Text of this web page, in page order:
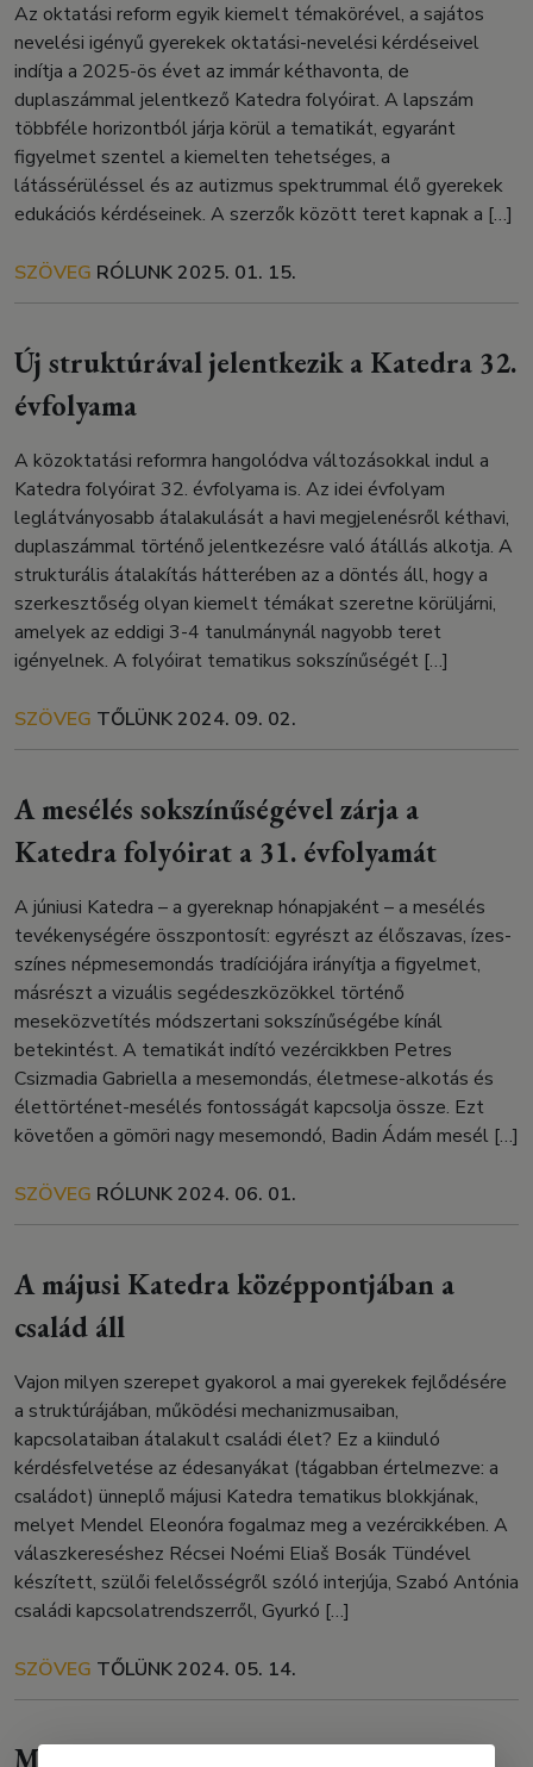
Az oktatási reform egyik kiemelt témakörével, a sajátos
nevelési igényű gyerekek oktatási-nevelési kérdéseivel
indítja a 2025-ös évet az immár kéthavonta, de
duplaszámmal jelentkező Katedra folyóirat. A lapszám
többféle horizontból járja körül a tematikát, egyaránt
figyelmet szentel a kiemelten tehetséges, a
látássérüléssel és az autizmus spektrummal élő gyerekek
edukációs kérdéseinek. A szerzők között teret kapnak a […]
SZÖVEG RÓLUNK2025. 01. 15.
Új struktúrával jelentkezik a Katedra 32.
évfolyama
A közoktatási reformra hangolódva változásokkal indul a
Katedra folyóirat 32. évfolyama is. Az idei évfolyam
leglátványosabb átalakulását a havi megjelenésről kéthavi,
duplaszámmal történő jelentkezésre való átállás alkotja. A
strukturális átalakítás hátterében az a döntés áll, hogy a
szerkesztőség olyan kiemelt témákat szeretne körüljárni,
amelyek az eddigi 3-4 tanulmánynál nagyobb teret
igényelnek. A folyóirat tematikus sokszínűségét […]
SZÖVEG TŐLÜNK2024. 09. 02.
A mesélés sokszínűségével zárja a
Katedra folyóirat a 31. évfolyamát
A júniusi Katedra – a gyereknap hónapjaként – a mesélés
tevékenységére összpontosít: egyrészt az élőszavas, ízes-
színes népmesemondás tradíciójára irányítja a figyelmet,
másrészt a vizuális segédeszközökkel történő
meseközvetítés módszertani sokszínűségébe kínál
betekintést. A tematikát indító vezércikkben Petres
Csizmadia Gabriella a mesemondás, életmese-alkotás és
élettörténet-mesélés fontosságát kapcsolja össze. Ezt
követően a gömöri nagy mesemondó, Badin Ádám mesél […]
SZÖVEG RÓLUNK2024. 06. 01.
A májusi Katedra középpontjában a
család áll
Vajon milyen szerepet gyakorol a mai gyerekek fejlődésére
a struktúrájában, működési mechanizmusaiban,
kapcsolataiban átalakult családi élet? Ez a kiinduló
kérdésfelvetése az édesanyákat (tágabban értelmezve: a
családot) ünneplő májusi Katedra tematikus blokkjának,
melyet Mendel Eleonóra fogalmaz meg a vezércikkében. A
válaszkereséshez Récsei Noémi Eliaš Bosák Tündével
készített, szülői felelősségről szóló interjúja, Szabó Antónia
családi kapcsolatrendszerről, Gyurkó […]
SZÖVEG TŐLÜNK2024. 05. 14.
Magdalena Roguska-Németh